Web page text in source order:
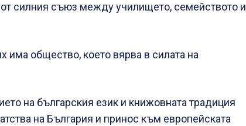
от силния съюз между училището, семейството и
има общество, което вярва в силата на
на българския език и книжовната традиция
на България и принос към европейската